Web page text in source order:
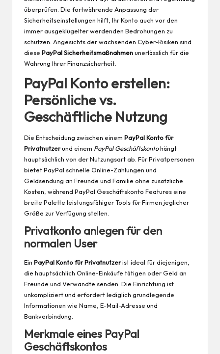
überprüfen. Die fortwährende Anpassung der
Sicherheitseinstellungen hilft, Ihr Konto auch vor den
immer ausgeklügelter werdenden Bedrohungen zu
schützen. Angesichts der wachsenden Cyber-Risiken sind
diese PayPal Sicherheitsmaßnahmenunerlässlich für die
Wahrung Ihrer Finanzsicherheit.
PayPal Konto erstellen:
Persönliche vs.
Geschäftliche Nutzung
Die Entscheidung zwischen einem PayPal Konto für
Privatnutzerund einem PayPal Geschäftskontohängt
hauptsächlich von der Nutzungsart ab. Für Privatpersonen
bietet PayPal schnelle Online-Zahlungen und
Geldsendung an Freunde und Familie ohne zusätzliche
Kosten, während PayPal Geschäftskonto Features eine
breite Palette leistungsfähiger Tools für Firmen jeglicher
Größe zur Verfügung stellen.
Privatkonto anlegen für den
normalen User
Ein PayPal Konto für Privatnutzerist ideal für diejenigen,
die hauptsächlich Online-Einkäufe tätigen oder Geld an
Freunde und Verwandte senden. Die Einrichtung ist
unkompliziert und erfordert lediglich grundlegende
Informationen wie Name, E-Mail-Adresse und
Bankverbindung.
Merkmale eines PayPal
Geschäftskontos